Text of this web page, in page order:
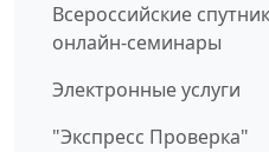
Всероссийские
онлайн-семинары
Электронные услуги
"Экспресс Проверка"